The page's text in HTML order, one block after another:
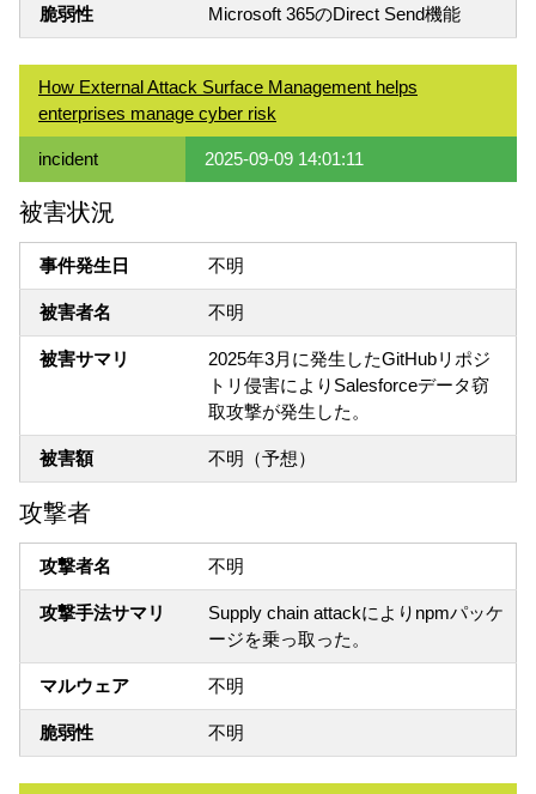
脆弱性 Microsoft 365のDirect Send機能
How External Attack Surface Management helps
enterprises manage cyber risk
incident 2025-09-09 14:01:11
被害状況
事件発生日 不明
被害者名 不明
被害サマリ
2025年3月に発生したGitHubリポジ
トリ侵害によりSalesforceデータ窃
取攻撃が発生した。
被害額 不明（予想）
攻撃者
攻撃者名 不明
攻撃手法サマリ
Supply chain attackによりnpmパッケ
ージを乗っ取った。
マルウェア 不明
脆弱性 不明